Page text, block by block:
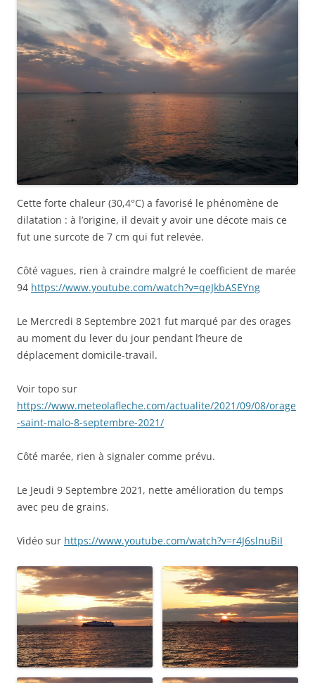
Cette forte chaleur (30,4°C) a favorisé le phénomène de
dilatation : à l’origine, il devait y avoir une décote mais ce
fut une surcote de 7 cm qui fut relevée.
Côté vagues, rien à craindre malgré le coefficient de marée
94 https://www.youtube.com/watch?v=qeJkbASEYng
Le Mercredi 8 Septembre 2021 fut marqué par des orages
au moment du lever du jour pendant l’heure de
déplacement domicile-travail.
Voir topo sur
https://www.meteolafleche.com/actualite/2021/09/08/orage
-saint-malo-8-septembre-2021/
Côté marée, rien à signaler comme prévu.
Le Jeudi 9 Septembre 2021, nette amélioration du temps
avec peu de grains.
Vidéo sur https://www.youtube.com/watch?v=r4J6slnuBiI